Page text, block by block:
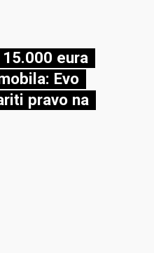
eura
Evo
pravo na